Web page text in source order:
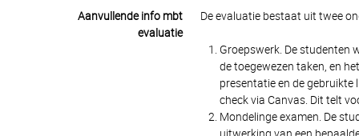
Aanvullende info mbt
evaluatie
De evaluatie bestaat uit twee
Groepswerk. De studenten
de toegewezen taken, en
presentatie en de gebruikte
check via Canvas. Dit telt
Mondelinge examen. De